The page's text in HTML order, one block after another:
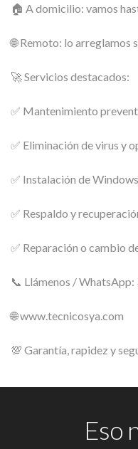
🏠 A domicilio: vamos
🌐 Remoto: lo arreglamos
🚀 Servicios destacados:
✅ Mantenimiento
✅ Eliminación de virus y
✅ Instalación de
✅ Respaldo y
✅ Reparación o cambio
📞 Llámenos /
🌐 www.tecnicosya.com
💯 Garantía, rapidez y
Eso